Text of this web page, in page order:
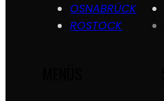
OSNABRÜCK
ROSTOCK